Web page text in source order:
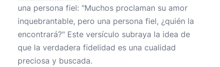
una persona fiel: "Muchos proclaman su amor
inquebrantable, pero una persona fiel, ¿quién la
encontrará?" Este versículo subraya la idea de
que la verdadera fidelidad es una cualidad
preciosa y buscada.